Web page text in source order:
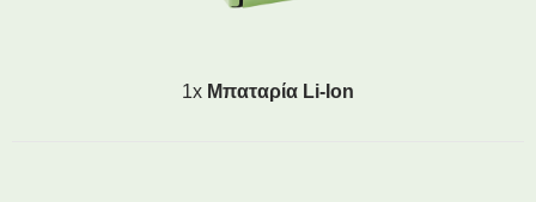
1x Μπαταρία Li-Ion